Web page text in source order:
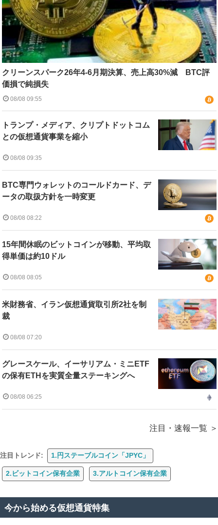
クリーンスパーク26年4-6月期決算、売上高30%減 BTC評
価損で純損失
08/08 09:55
トランプ・メディア、クリプトドットコム
との仮想通貨事業を縮小
08/08 09:35
BTC専門ウォレットのコールドカード、デ
ータの取扱方針を一時変更
08/08 08:22
15年間休眠のビットコインが移動、平均取
得単価は約10ドル
08/08 08:05
米財務省、イラン仮想通貨取引所2社を制
裁
08/08 07:20
グレースケール、イーサリアム・ミニETF
の保有ETHを実質全量ステーキングへ
08/08 06:25
注目・速報一覧
注目トレンド: 1.円ステーブルコイン「JPYC」
2.ビットコイン保有企業 3.アルトコイン保有企業
今から始める仮想通貨特集